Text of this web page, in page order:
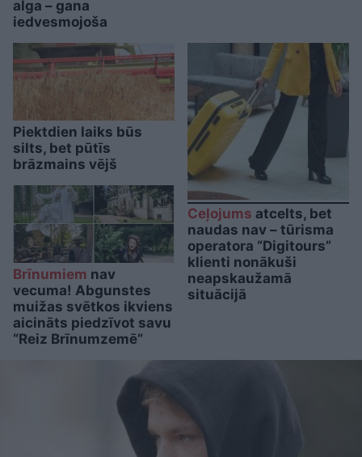
alga – gana
iedvesmojoša
Piektdien laiks būs
silts, bet pūtīs
brāzmains vējš
Brīnumiem nav
vecuma! Abgunstes
muižas svētkos ikviens
aicināts piedzīvot savu
“Reiz Brīnumzemē”
Ceļojums atcelts, bet
naudas nav – tūrisma
operatora “Digitours”
klienti nonākuši
neapskaužamā
situācijā